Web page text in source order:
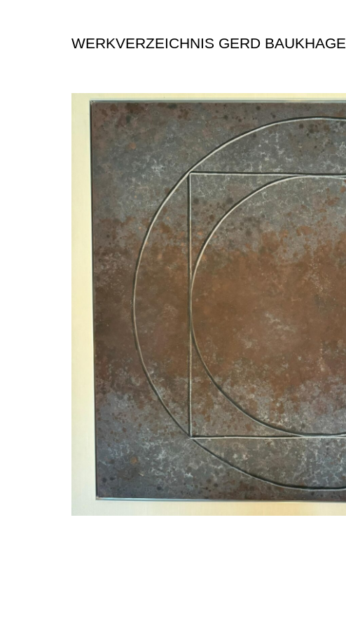
WERKVERZEICHNIS GERD BAUKHAGE